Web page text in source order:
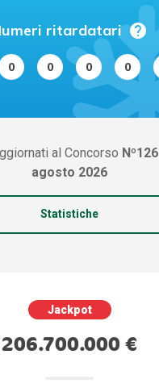
ritardatari help
0 0 0 0
al Concorso Nº126
agosto 2026
Statistiche
Jackpot
206.700.000 €